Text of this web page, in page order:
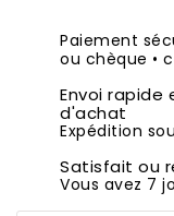
Paiement
ou chèque •
Envoi
d'achat
Expédition
Satisfait ou
Vous avez 7